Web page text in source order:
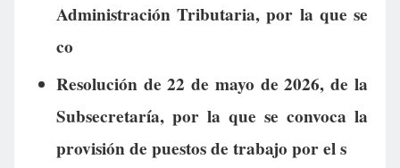
Administración Tributaria, por la que se
co
Resolución de 22 de mayo de 2026, de la
Subsecretaría, por la que se convoca la
provisión de puestos de trabajo por el s